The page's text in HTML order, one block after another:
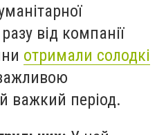
від компанії
отримали солодкі
важкий період.